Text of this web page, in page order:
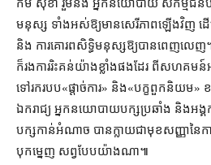
កឹម សុខា រួម​នឹង អ្នកនយោបាយ សកម្មជន​ប
មនុស្ស ទាំងអស់​ឱ្យ​មាន​សេរីភាព​ឡើងវិញ ដើម្
និង ការគោរព​សិទ្ធិមនុស្ស​ឱ្យ​បាន​ពេញលេញ​។ ទ
ក៏​រង​ការរិះគន់​យ៉ាង​ខ្លាំង​ផង​ដែរ ពី​សហគមន៍​
ទៅ​រក​របប​«​ផ្ដាច់ការ​» និង​«​បក្ខពួក​និយម​»
ឯករាជ្យ អ្នកនយោបាយ​បក្ស​ប្រឆាំង និង​អ
បក្ស​កាន់អំណាច បាន​ក្លាយជា​មុខសញ្ញា​នៃ​កា
បុក​ម្នេញ សព្វ​បែប​យ៉ាង​ណា៕